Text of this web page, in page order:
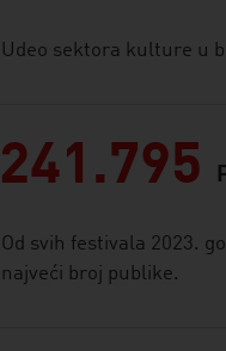
Udeo sektora kulture u
241.795
Od svih festivala 2023.
najveći broj publike.